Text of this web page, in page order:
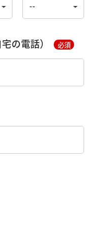
の電話） 必須